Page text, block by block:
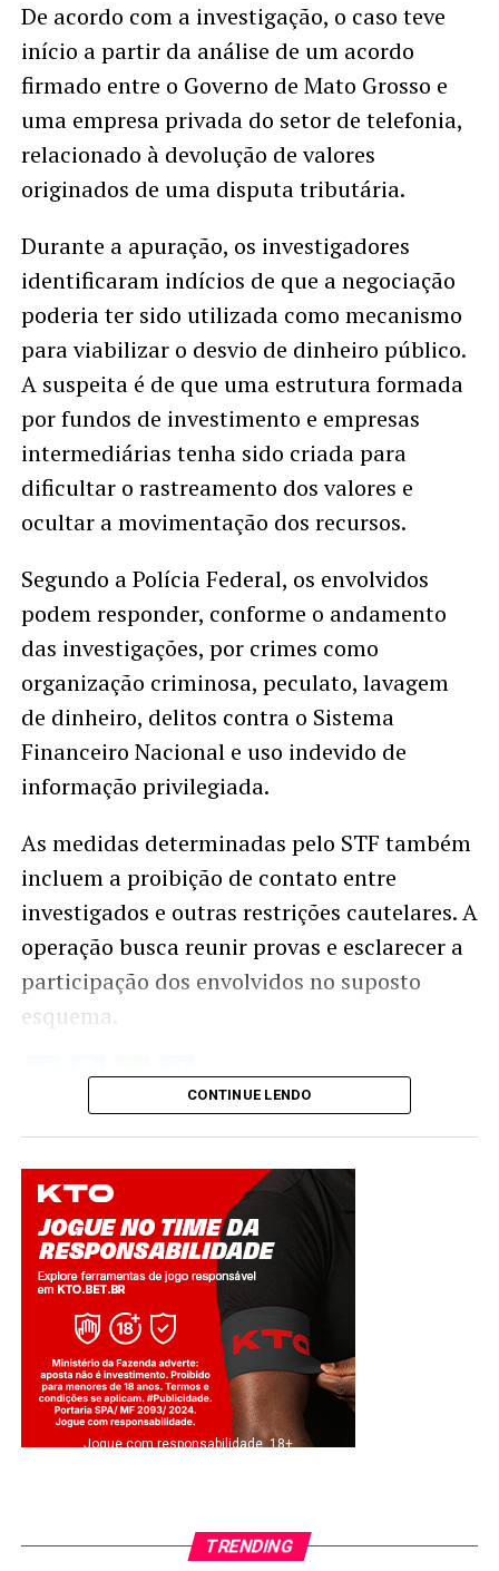
De acordo com a investigação, o caso teve
início a partir da análise de um acordo
firmado entre o Governo de Mato Grosso e
uma empresa privada do setor de telefonia,
relacionado à devolução de valores
originados de uma disputa tributária.
Durante a apuração, os investigadores
identificaram indícios de que a negociação
poderia ter sido utilizada como mecanismo
para viabilizar o desvio de dinheiro público.
A suspeita é de que uma estrutura formada
por fundos de investimento e empresas
intermediárias tenha sido criada para
dificultar o rastreamento dos valores e
ocultar a movimentação dos recursos.
Segundo a Polícia Federal, os envolvidos
podem responder, conforme o andamento
das investigações, por crimes como
organização criminosa, peculato, lavagem
de dinheiro, delitos contra o Sistema
Financeiro Nacional e uso indevido de
informação privilegiada.
As medidas determinadas pelo STF também
incluem a proibição de contato entre
investigados e outras restrições cautelares. A
operação busca reunir provas e esclarecer a
participação dos envolvidos no suposto
esquema.
Twitter
Facebook
WhatsApp
Share
CONTINUE LENDO
Jogue com responsabilidade. 18+
TRENDING